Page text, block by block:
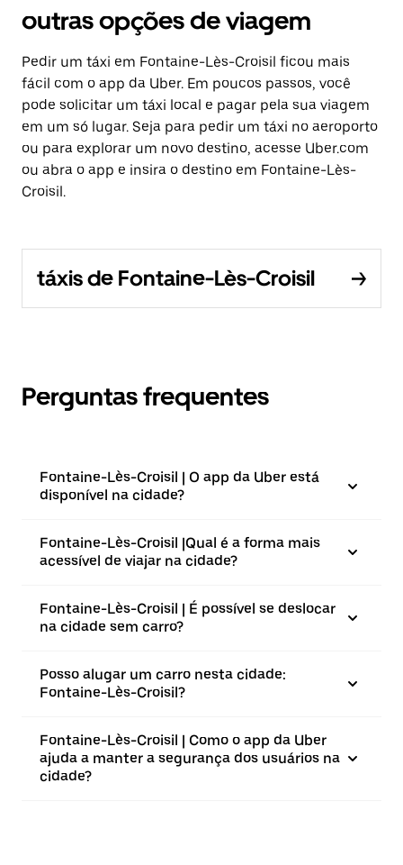
outras opções de viagem
Pedir um táxi em Fontaine-Lès-Croisil ficou mais
fácil com o app da Uber. Em poucos passos, você
pode solicitar um táxi local e pagar pela sua viagem
em um só lugar. Seja para pedir um táxi no aeroporto
ou para explorar um novo destino, acesse Uber.com
ou abra o app e insira o destino em Fontaine-Lès-
Croisil.
táxis de Fontaine-Lès-Croisil
Perguntas frequentes
Fontaine-Lès-Croisil | O app da Uber está
disponível na cidade?
Fontaine-Lès-Croisil |⁠Qual é a forma mais
acessível de viajar na cidade?
Fontaine-Lès-Croisil | É possível se deslocar
na cidade sem carro?
Posso alugar um carro nesta cidade:
Fontaine-Lès-Croisil?
Fontaine-Lès-Croisil | Como o app da Uber
ajuda a manter a segurança dos usuários na
cidade?